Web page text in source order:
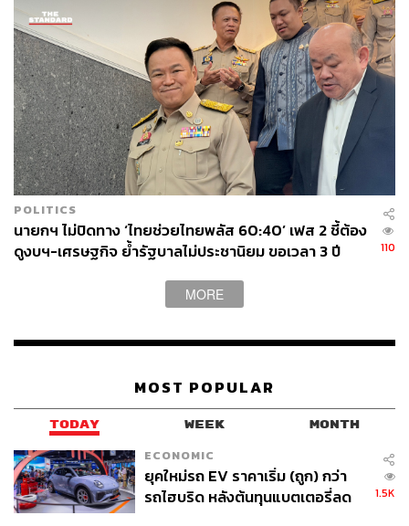
ภาพ:Brostock/shutterstock
สมาคมภัตตาคารไทย
276
ABOUT THE AUTHOR
POLITICS
นายกฯ ไม่ปิดทาง ‘ไทยช่วยไทยพลัส 60:40’ เฟส 2 ชี้ต้อง
ดูงบฯ-เศรษฐกิจ ย้ำรัฐบาลไม่ประชานิยม ขอเวลา 3 ปี
110
MORE
MOST POPULAR
TODAY WEEK MONTH
ECONOMIC
ยุคใหม่รถ EV ราคาเริ่ม (ถูก) กว่า
รถไฮบริด หลังต้นทุนแบตเตอรี่ลด
1.5K